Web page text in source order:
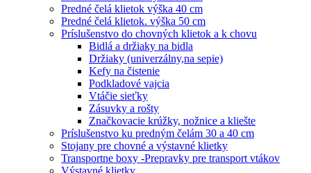
Predné čelá klietok výška 40 cm
Predné čelá klietok. výška 50 cm
Príslušenstvo do chovných klietok a k chovu
Bidlá a držiaky na bidla
Držiaky (univerzálny,na sepie)
Kefy na čistenie
Podkladové vajcia
Vtáčie sieťky
Zásuvky a rošty
Značkovacie krúžky, nožnice a kliešte
Príslušenstvo ku predným čelám 30 a 40 cm
Stojany pre chovné a výstavné klietky
Transportne boxy -Prepravky pre transport vtákov
Výstavné klietky